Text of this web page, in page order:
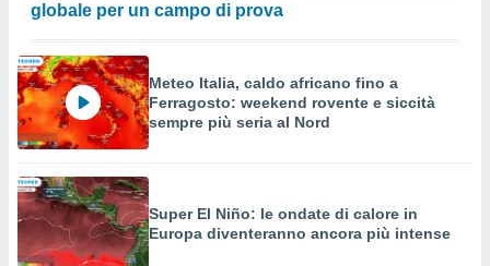
globale per un campo di prova
Meteo Italia, caldo africano fino a
Ferragosto: weekend rovente e siccità
sempre più seria al Nord
Super El Niño: le ondate di calore in
Europa diventeranno ancora più intense